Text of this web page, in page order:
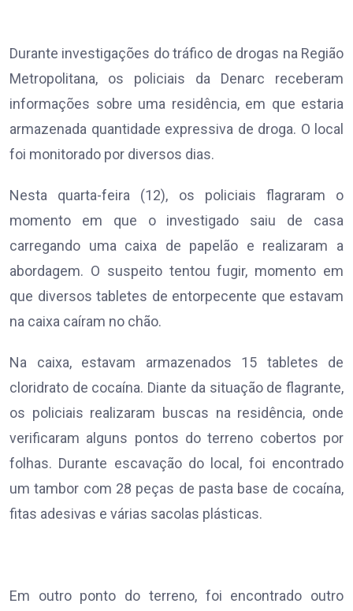
Durante investigações do tráfico de drogas na Região
Metropolitana, os policiais da Denarc receberam
informações sobre uma residência, em que estaria
armazenada quantidade expressiva de droga. O local
foi monitorado por diversos dias.
Nesta quarta-feira (12), os policiais flagraram o
momento em que o investigado saiu de casa
carregando uma caixa de papelão e realizaram a
abordagem. O suspeito tentou fugir, momento em
que diversos tabletes de entorpecente que estavam
na caixa caíram no chão.
Na caixa, estavam armazenados 15 tabletes de
cloridrato de cocaína. Diante da situação de flagrante,
os policiais realizaram buscas na residência, onde
verificaram alguns pontos do terreno cobertos por
folhas. Durante escavação do local, foi encontrado
um tambor com 28 peças de pasta base de cocaína,
fitas adesivas e várias sacolas plásticas.
Em outro ponto do terreno, foi encontrado outro